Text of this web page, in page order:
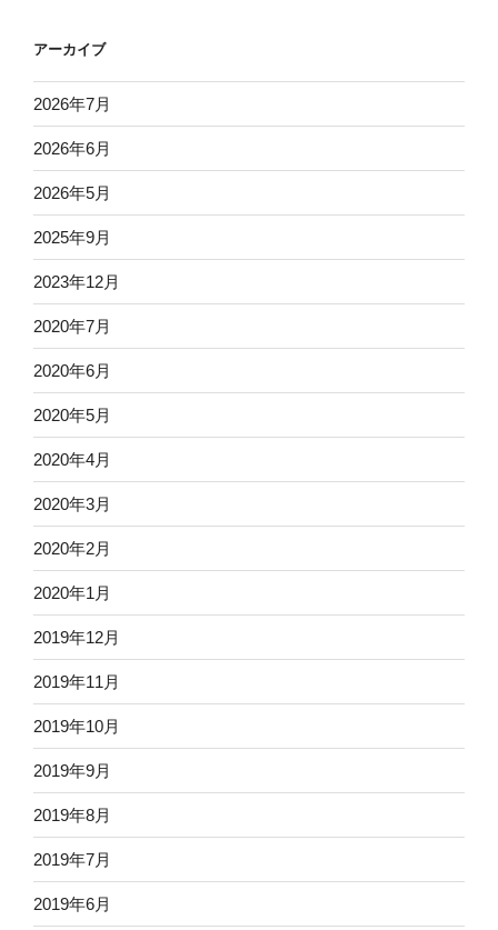
アーカイブ
2026年7月
2026年6月
2026年5月
2025年9月
2023年12月
2020年7月
2020年6月
2020年5月
2020年4月
2020年3月
2020年2月
2020年1月
2019年12月
2019年11月
2019年10月
2019年9月
2019年8月
2019年7月
2019年6月